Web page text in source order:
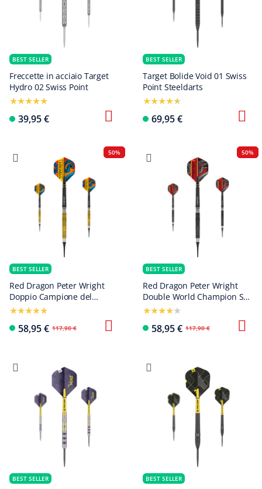
BEST SELLER
Freccette in acciaio Target
Hydro 02 Swiss Point
39,95 €
BEST SELLER
Target Bolide Void 01 Swiss
Point Steeldarts
69,95 €
50%
BEST SELLER
Red Dragon Peter Wright
Doppio Campione del
Mondo SE Gold Plus
58,95 € 117,90 €
50%
BEST SELLER
Red Dragon Peter Wright
Double World Champion SE
Black Softdarts - 20g
58,95 € 117,90 €
BEST SELLER BEST SELLER